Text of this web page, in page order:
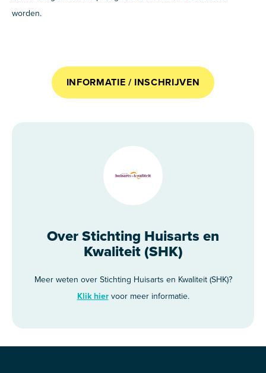
worden.
INFORMATIE / INSCHRIJVEN
Over Stichting Huisarts en
Kwaliteit (SHK)
Meer weten over Stichting Huisarts en Kwaliteit (SHK)?
Klik hiervoor meer informatie.